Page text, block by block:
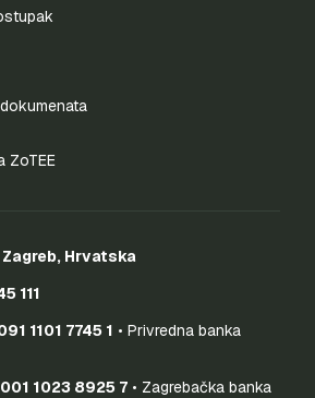
ZoTEE
Hrvatska
111
1101 7745 1 • Privredna banka
1023 8925 7 • Zagrebačka banka